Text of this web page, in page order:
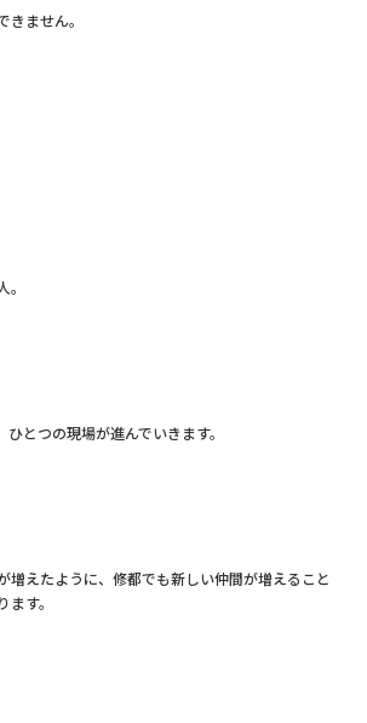
ません。
とつの現場が進んでいきます。
増えたように、修都でも新しい仲間が増えること
す。